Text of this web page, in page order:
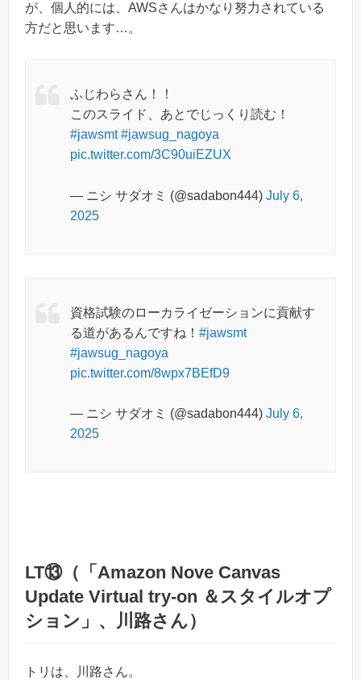
が、個人的には、AWSさんはかなり努力されている
方だと思います…。
ふじわらさん！！
このスライド、あとでじっくり読む！
#jawsmt #jawsug_nagoya
pic.twitter.com/3C90uiEZUX
— ニシ サダオミ (@sadabon444) July 6,
2025
資格試験のローカライゼーションに貢献す
る道があるんですね！ #jawsmt
#jawsug_nagoya
pic.twitter.com/8wpx7BEfD9
— ニシ サダオミ (@sadabon444) July 6,
2025
LT⑬（「Amazon Nove Canvas
Update Virtual try-on ＆スタイルオプ
ション」、川路さん）
トリは、川路さん。